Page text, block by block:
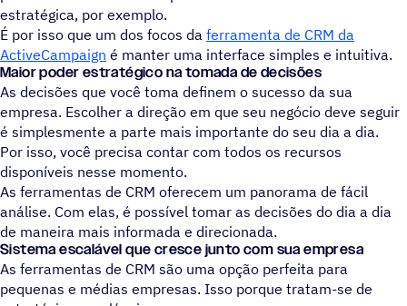
estratégica, por exemplo.
É por isso que um dos focos da ferramenta de CRM da
ActiveCampaign é manter uma interface simples e intuitiva.
Maior poder estratégico na tomada de decisões
As decisões que você toma definem o sucesso da sua
empresa. Escolher a direção em que seu negócio deve seguir
é simplesmente a parte mais importante do seu dia a dia.
Por isso, você precisa contar com todos os recursos
disponíveis nesse momento.
As ferramentas de CRM oferecem um panorama de fácil
análise. Com elas, é possível tomar as decisões do dia a dia
de maneira mais informada e direcionada.
Sistema escalável que cresce junto com sua empresa
As ferramentas de CRM são uma opção perfeita para
pequenas e médias empresas. Isso porque tratam-se de